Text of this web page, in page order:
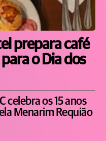
prepara café
o Dia dos
celebra os 15 anos
Menarim Requião